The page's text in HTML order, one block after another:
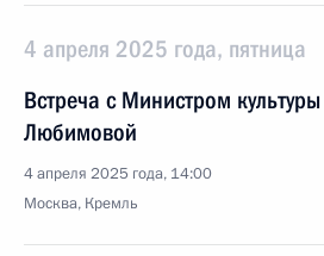
4 апреля 2025 года, пятница
Встреча с Министром
Любимовой
4 апреля 2025 года, 14:00
Москва, Кремль